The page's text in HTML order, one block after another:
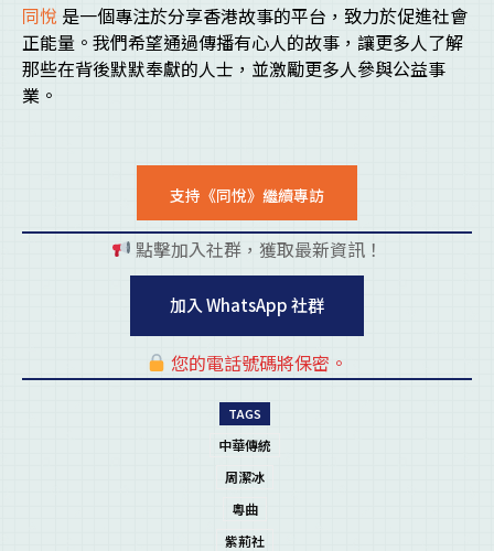
同悅 是一個專注於分享香港故事的平台，致力於促進社會
正能量。我們希望通過傳播有心人的故事，讓更多人了解
那些在背後默默奉獻的人士，並激勵更多人參與公益事
業。
支持《同悅》繼續專訪
點擊加入社群，獲取最新資訊！
加入 WhatsApp 社群
您的電話號碼將保密。
TAGS
中華傳統
周潔冰
粵曲
紫荊社